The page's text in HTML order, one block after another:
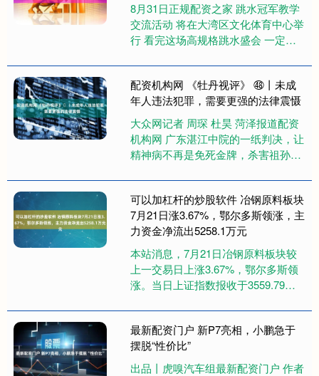
8月31日正规配资之家 跳水冠军教学
交流活动 将在大湾区文化体育中心举
行 看完这场高规格跳水盛会 一定不
获一批接一批来到 十....
配资机构网 《牡丹视评》 ㊽丨未成
年人违法犯罪，需要更强的法律震慑
大众网记者 周琛 杜昊 菏泽报道配资
机构网 广东湛江中院的一纸判决，让
精神病不再是免死金牌，杀害祖孙三
快人心。但转眼又看到一则令....
可以加杠杆的炒股软件 冶钢原料板块
7月21日涨3.67%，鄂尔多斯领涨，主
力资金净流出5258.1万元
本站消息，7月21日冶钢原料板块较
上一交易日上涨3.67%，鄂尔多斯领
涨。当日上证指数报收于3559.79可
深证成指报收于1....
最新配资门户 新P7亮相，小鹏急于
摆脱“性价比”
出品丨虎嗅汽车组最新配资门户 作者